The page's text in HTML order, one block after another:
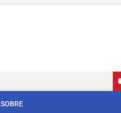
SOBRE